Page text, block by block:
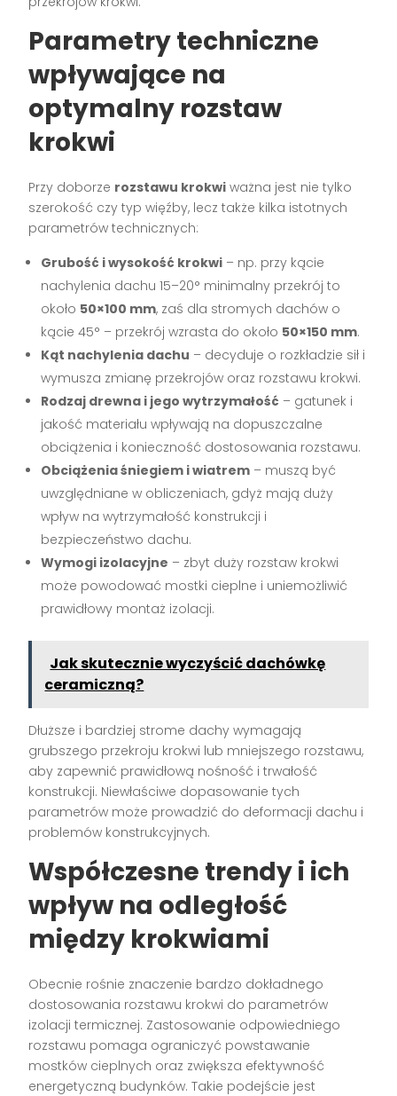
Parametry techniczne
wpływające na
optymalny rozstaw
krokwi
Przy doborze rozstawu krokwi ważna jest nie tylko
szerokość czy typ więźby, lecz także kilka istotnych
parametrów technicznych:
Grubość i wysokość krokwi – np. przy kącie
nachylenia dachu 15–20° minimalny przekrój to
około 50×100 mm, zaś dla stromych dachów o
kącie 45° – przekrój wzrasta do około 50×150 mm.
Kąt nachylenia dachu – decyduje o rozkładzie sił i
wymusza zmianę przekrojów oraz rozstawu krokwi.
Rodzaj drewna i jego wytrzymałość – gatunek i
jakość materiału wpływają na dopuszczalne
obciążenia i konieczność dostosowania rozstawu.
Obciążenia śniegiem i wiatrem – muszą być
uwzględniane w obliczeniach, gdyż mają duży
wpływ na wytrzymałość konstrukcji i
bezpieczeństwo dachu.
Wymogi izolacyjne – zbyt duży rozstaw krokwi
może powodować mostki cieplne i uniemożliwić
prawidłowy montaż izolacji.
Jak skutecznie wyczyścić dachówkę
ceramiczną?
Dłuższe i bardziej strome dachy wymagają
grubszego przekroju krokwi lub mniejszego rozstawu,
aby zapewnić prawidłową nośność i trwałość
konstrukcji. Niewłaściwe dopasowanie tych
parametrów może prowadzić do deformacji dachu i
problemów konstrukcyjnych.
Współczesne trendy i ich
wpływ na odległość
między krokwiami
Obecnie rośnie znaczenie bardzo dokładnego
dostosowania rozstawu krokwi do parametrów
izolacji termicznej. Zastosowanie odpowiedniego
rozstawu pomaga ograniczyć powstawanie
mostków cieplnych oraz zwiększa efektywność
energetyczną budynków. Takie podejście jest